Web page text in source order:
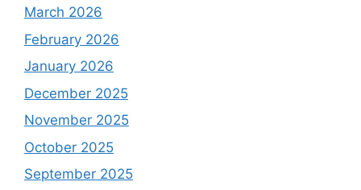
March 2026
February 2026
January 2026
December 2025
November 2025
October 2025
September 2025